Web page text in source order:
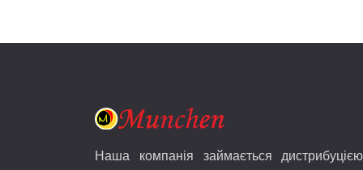
Наша компанія займається